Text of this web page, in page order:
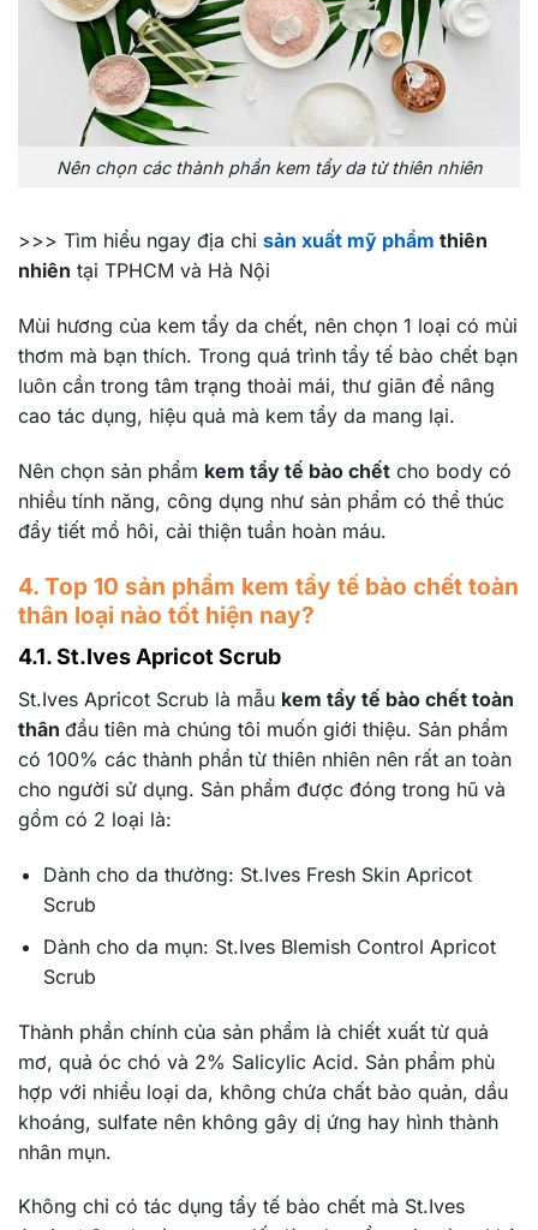
Nên chọn các thành phần kem tẩy da từ thiên nhiên
>>> Tìm hiểu ngay địa chỉ sản xuất mỹ phẩm thiên
nhiên tại TPHCM và Hà Nội
Mùi hương của kem tẩy da chết, nên chọn 1 loại có mùi
thơm mà bạn thích. Trong quá trình tẩy tế bào chết bạn
luôn cần trong tâm trạng thoải mái, thư giãn để nâng
cao tác dụng, hiệu quả mà kem tẩy da mang lại.
Nên chọn sản phẩm kem tẩy tế bào chết cho body có
nhiều tính năng, công dụng như sản phẩm có thể thúc
đẩy tiết mồ hôi, cải thiện tuần hoàn máu.
4. Top 10 sản phẩm kem tẩy tế bào chết toàn
thân loại nào tốt hiện nay?
4.1. St.Ives Apricot Scrub
St.Ives Apricot Scrub là mẫu kem tẩy tế bào chết toàn
thân đầu tiên mà chúng tôi muốn giới thiệu. Sản phẩm
có 100% các thành phần từ thiên nhiên nên rất an toàn
cho người sử dụng. Sản phẩm được đóng trong hũ và
gồm có 2 loại là:
Dành cho da thường: St.Ives Fresh Skin Apricot
Scrub
Dành cho da mụn: St.Ives Blemish Control Apricot
Scrub
Thành phần chính của sản phẩm là chiết xuất từ quả
mơ, quả óc chó và 2% Salicylic Acid. Sản phẩm phù
hợp với nhiều loại da, không chứa chất bảo quản, dầu
khoáng, sulfate nên không gây dị ứng hay hình thành
nhân mụn.
Không chỉ có tác dụng tẩy tế bào chết mà St.Ives